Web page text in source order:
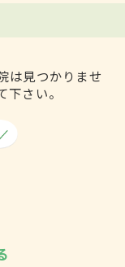
は見つかりませ
さい。